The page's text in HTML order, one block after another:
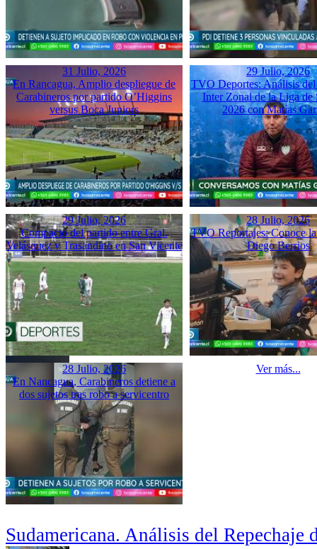
31 Julio, 2026
En Rancagua, Amplio despliegue de
Carabineros por partido O’Higgins
versus Boca Juniors
29 Julio, 2026
TVO Deportes: Análisis del
Inter Zonal de la Liga de
2026 con Matías
29 Julio, 2026
Compacto del partido entre Gral.
Velásquez y Trasandino en San Vicente
28 Julio, 2026
TVO Reportajes: Conoce
Diego Berrios
28 Julio, 2026
En Nancagua, Carabineros detiene a
dos sujetos tras robo a servicentro
Ver más...
Sudamericana. Análisis del Repechaje